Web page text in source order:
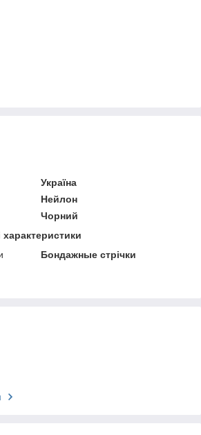
Україна
Нейлон
Чорний
Бондажные стрічки